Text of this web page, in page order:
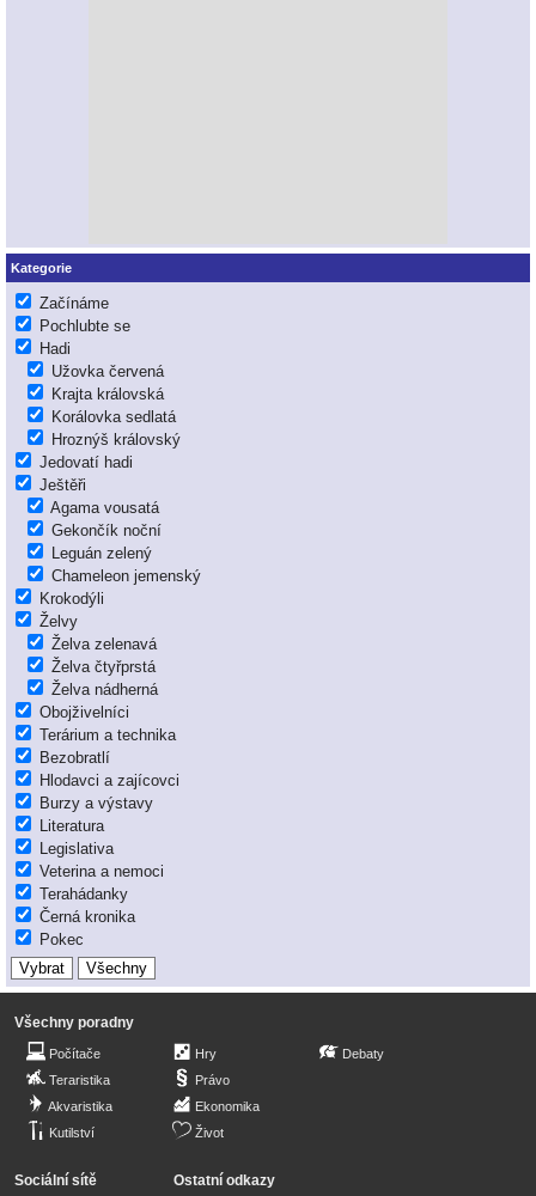
Kategorie
Začínáme
Pochlubte se
Hadi
Užovka červená
Krajta královská
Korálovka sedlatá
Hroznýš královský
Jedovatí hadi
Ještěři
Agama vousatá
Gekončík noční
Leguán zelený
Chameleon jemenský
Krokodýli
Želvy
Želva zelenavá
Želva čtyřprstá
Želva nádherná
Obojživelníci
Terárium a technika
Bezobratlí
Hlodavci a zajícovci
Burzy a výstavy
Literatura
Legislativa
Veterina a nemoci
Terahádanky
Černá kronika
Pokec
Všechny poradny
Počítače
Teraristika
Akvaristika
Kutilství
Hry
Právo
Ekonomika
Život
Debaty
Sociální sítě Ostatní odkazy